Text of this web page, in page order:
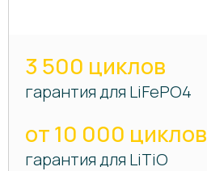
3 500 циклов
гарантия для LiFePO4
от 10 000 циклов
гарантия для LiTiO